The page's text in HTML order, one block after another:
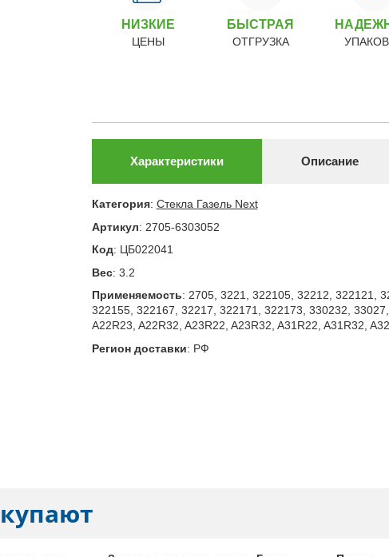
НИЗКИЕ
ЦЕНЫ
БЫСТРАЯ
ОТГРУЗКА
Характеристики Описание
Категория: Стекла Газель Next
Артикул: 2705-6303052
Код: ЦБ022041
Вес: 3.2
Применяемость: 2705, 3221, 322105, 32212, 322121,
322155, 322167, 32217, 322171, 322173, 330232,
A22R23, A22R32, A23R22, A23R32, A31R22, A31R32,
Регион доставки: РФ